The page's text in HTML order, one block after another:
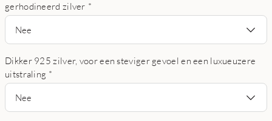
gerhodineerd zilver *
Nee
Dikker 925 zilver, voor een steviger gevoel en een luxueuzere
uitstraling *
Nee